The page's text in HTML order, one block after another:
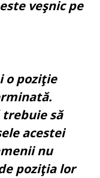
veşnic pe
o poziţie
să
acestei
nu
poziţia lor